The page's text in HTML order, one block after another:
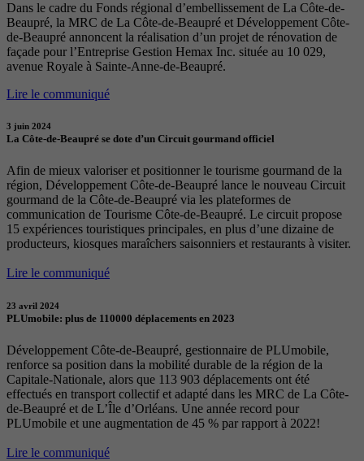
Dans le cadre du Fonds régional d’embellissement de La Côte-de-
Beaupré, la MRC de La Côte-de-Beaupré et Développement Côte-
de-Beaupré annoncent la réalisation d’un projet de rénovation de
façade pour l’Entreprise Gestion Hemax Inc. située au 10 029,
avenue Royale à Sainte-Anne-de-Beaupré.
Lire le communiqué
3 juin 2024
La Côte-de-Beaupré se dote d’un Circuit gourmand officiel
Afin de mieux valoriser et positionner le tourisme gourmand de la
région, Développement Côte-de-Beaupré lance le nouveau Circuit
gourmand de la Côte-de-Beaupré via les plateformes de
communication de Tourisme Côte-de-Beaupré. Le circuit propose
15 expériences touristiques principales, en plus d’une dizaine de
producteurs, kiosques maraîchers saisonniers et restaurants à visiter.
Lire le communiqué
23 avril 2024
PLUmobile: plus de 110000 déplacements en 2023
Développement Côte-de-Beaupré, gestionnaire de PLUmobile,
renforce sa position dans la mobilité durable de la région de la
Capitale-Nationale, alors que 113 903 déplacements ont été
effectués en transport collectif et adapté dans les MRC de La Côte-
de-Beaupré et de L’Île d’Orléans. Une année record pour
PLUmobile et une augmentation de 45 % par rapport à 2022!
Lire le communiqué